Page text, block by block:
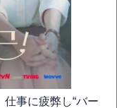
仕事に疲弊し“バー